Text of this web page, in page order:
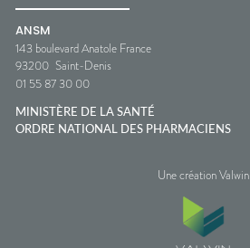
ANSM
143 boulevard Anatole France
93200 Saint-Denis
01 55 87 30 00
MINISTÈRE DE LA SANTÉ
ORDRE NATIONAL DES PHARMACIENS
Une création Valwin